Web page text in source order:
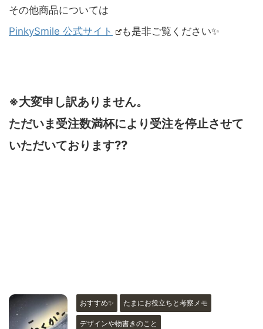
その他商品については
PinkySmile 公式サイト
も是非ご覧ください✨
※大変申し訳ありません。
ただいま受注数満杯により受注を停止させて
いただいております??
おすすめ✨ たまにお役立ちと考察メモ
デザインや物書きのこと